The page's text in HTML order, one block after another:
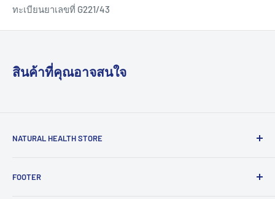
ทะเบียนยาเลขที่ G221/43
สินค้าที่คุณอาจสนใจ
NATURAL HEALTH STORE
สบายใจ
FOOTER